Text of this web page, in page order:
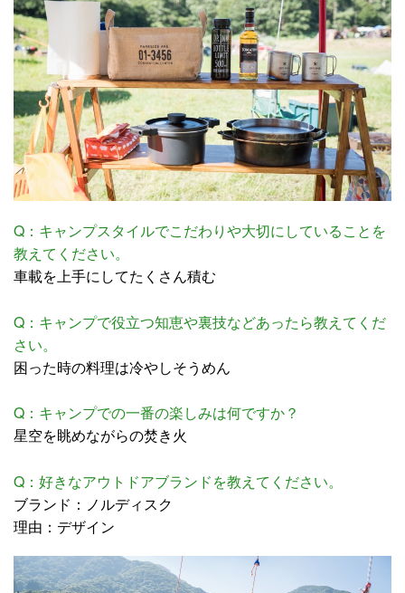
Q：キャンプスタイルでこだわりや大切にしていることを
教えてください。
車載を上手にしてたくさん積む
Q：キャンプで役立つ知恵や裏技などあったら教えてくだ
さい。
困った時の料理は冷やしそうめん
Q：キャンプでの一番の楽しみは何ですか？
星空を眺めながらの焚き火
Q：好きなアウトドアブランドを教えてください。
ブランド：ノルディスク
理由：デザイン